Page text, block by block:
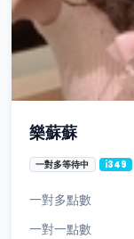
樂蘇蘇
一對多等待中 i349
一對多點數
一對一點數